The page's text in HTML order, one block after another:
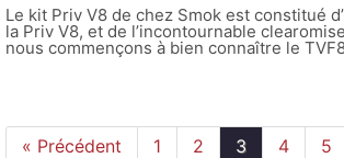
Le kit Priv V8 de chez Smok est constitué
la Priv V8, et de l’incontournable
nous commençons à bien connaître le
« Précédent 1 2 3 4 5